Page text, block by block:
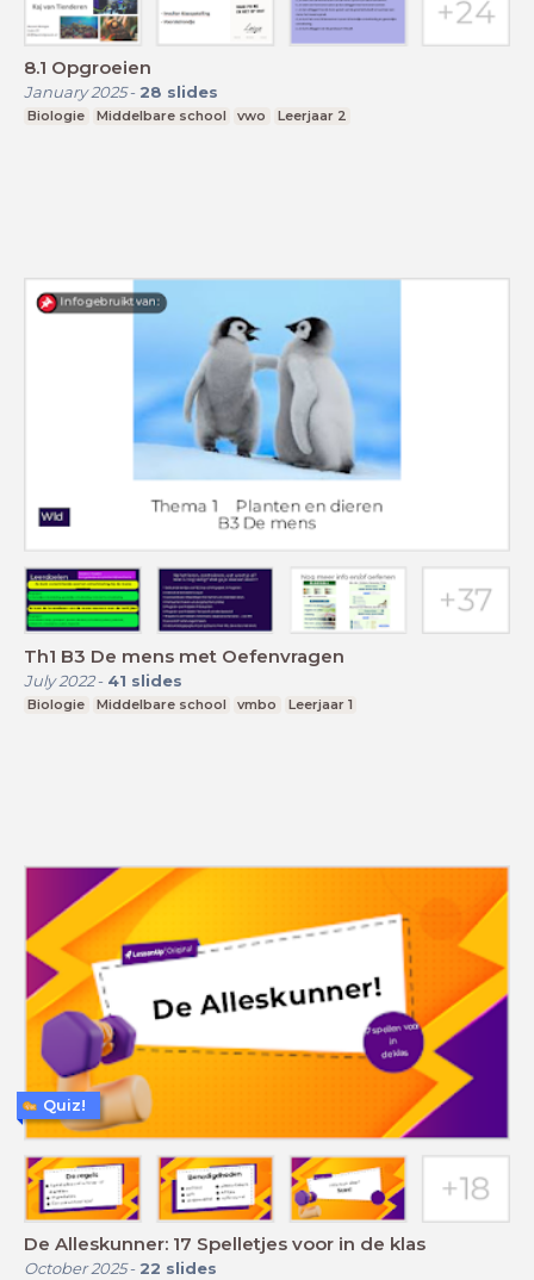
8.1 Opgroeien
January 2025- 28 slides
Biologie Middelbare school vwo Leerjaar 2
Th1 B3 De mens met Oefenvragen
July 2022- 41 slides
Biologie Middelbare school vmbo Leerjaar 1
De Alleskunner: 17 Spelletjes voor in de klas
October 2025- 22 slides
Quiz!